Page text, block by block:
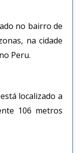
no bairro de
na cidade
Peru.
está localizado a
106 metros